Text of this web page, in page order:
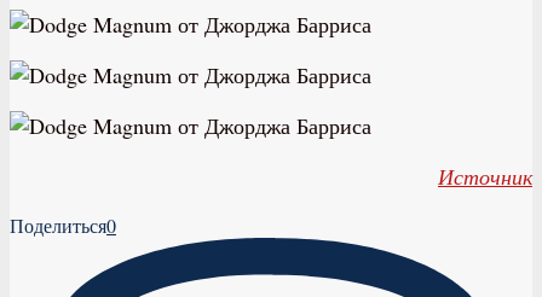
Источник
Поделиться0